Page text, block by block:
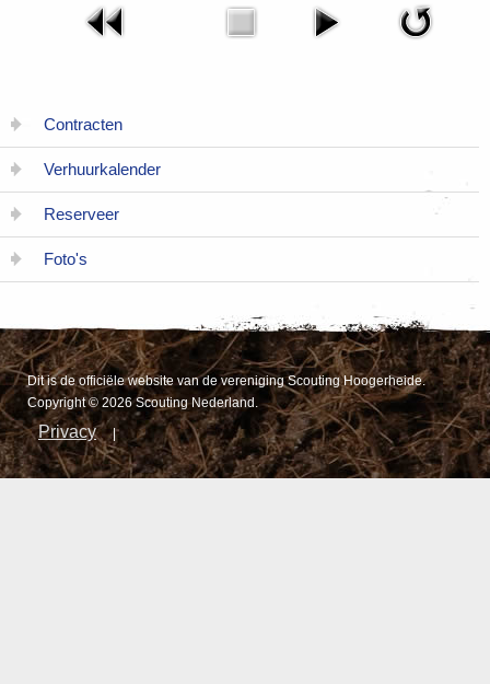
Contracten
Verhuurkalender
Reserveer
Foto's
Dit is de officiële website van de vereniging Scouting Hoogerheide.
Copyright © 2026 Scouting Nederland.
Privacy